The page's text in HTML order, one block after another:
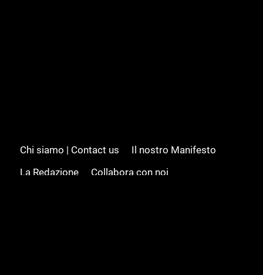
Chi siamo | Contact us
Il nostro Manifesto
La Redazione
Collabora con noi